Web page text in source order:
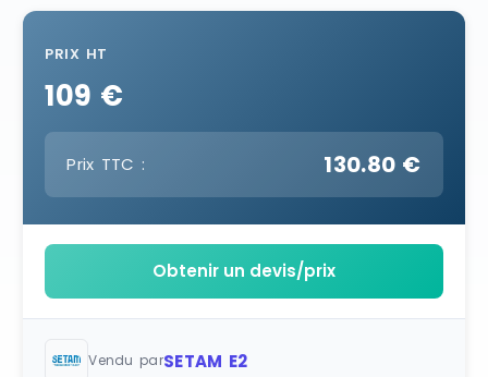
PRIX HT
109 €
Prix TTC : 130.80 €
Obtenir un devis/prix
Vendu parSETAM E2